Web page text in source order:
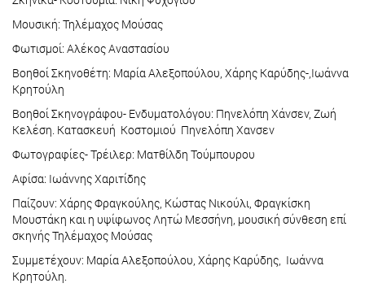
Μουσική: Τηλέμαχος Μούσας
Φωτισμοί: Αλέκος Αναστασίου
Βοηθοί Σκηνοθέτη: Μαρία Αλεξοπούλου, Χάρης Καρύδης-,Ιωάννα
Κρητούλη
Βοηθοί Σκηνογράφου- Ενδυματολόγου: Πηνελόπη Χάνσεν, Ζωή
Κελέση. Κατασκευή Κοστομιού Πηνελόπη Χανσεν
Φωτογραφίες- Τρέιλερ: Ματθίλδη Τούμπουρου
Αφίσα: Ιωάννης Χαριτίδης
Παίζουν: Χάρης Φραγκούλης, Κώστας Νικούλι, Φραγκίσκη
Μουστάκη και η υψίφωνος Λητώ Μεσσήνη, μουσική σύνθεση επί
σκηνής Τηλέμαχος Μούσας
Συμμετέχουν: Μαρία Αλεξοπούλου, Χάρης Καρύδης, Ιωάννα
Κρητούλη.